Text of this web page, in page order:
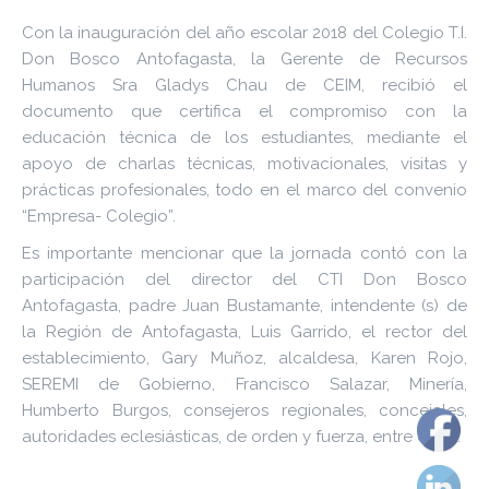
Con la inauguración del año escolar 2018 del Colegio T.I.
Don Bosco Antofagasta, la Gerente de Recursos
Humanos Sra Gladys Chau de CEIM, recibió el
documento que certifica el compromiso con la
educación técnica de los estudiantes, mediante el
apoyo de charlas técnicas, motivacionales, visitas y
prácticas profesionales, todo en el marco del convenio
“Empresa- Colegio”.
Es importante mencionar que la jornada contó con la
participación del director del CTI Don Bosco
Antofagasta, padre Juan Bustamante, intendente (s) de
la Región de Antofagasta, Luis Garrido, el rector del
establecimiento, Gary Muñoz, alcaldesa, Karen Rojo,
SEREMI de Gobierno, Francisco Salazar, Minería,
Humberto Burgos, consejeros regionales, concejales,
autoridades eclesiásticas, de orden y fuerza, entre otros.